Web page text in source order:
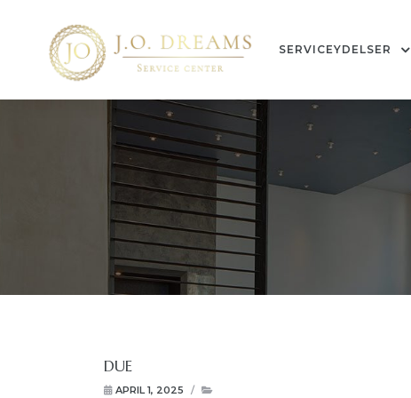
SERVICEYDELSER
DUE
APRIL 1, 2025